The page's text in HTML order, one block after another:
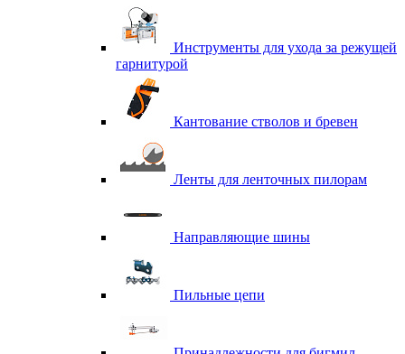
Инструменты для ухода за режущей
гарнитурой
Кантование стволов и бревен
Ленты для ленточных пилорам
Направляющие шины
Пильные цепи